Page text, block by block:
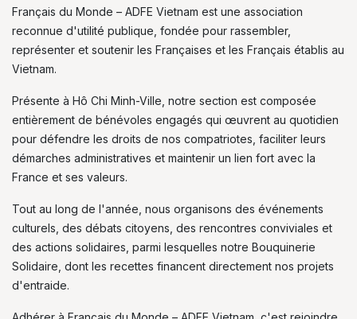
Français du Monde – ADFE Vietnam est une association
reconnue d'utilité publique, fondée pour rassembler,
représenter et soutenir les Françaises et les Français établis au
Vietnam.
Présente à Hô Chi Minh-Ville, notre section est composée
entièrement de bénévoles engagés qui œuvrent au quotidien
pour défendre les droits de nos compatriotes, faciliter leurs
démarches administratives et maintenir un lien fort avec la
France et ses valeurs.
Tout au long de l'année, nous organisons des événements
culturels, des débats citoyens, des rencontres conviviales et
des actions solidaires, parmi lesquelles notre Bouquinerie
Solidaire, dont les recettes financent directement nos projets
d'entraide.